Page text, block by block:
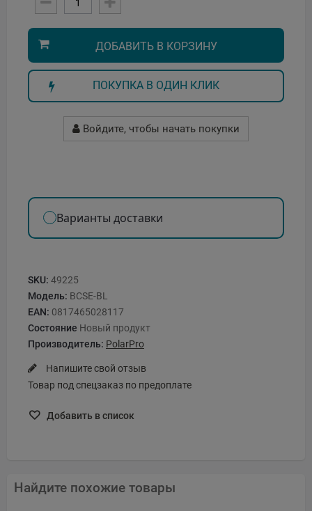
ДОБАВИТЬ В КОРЗИНУ
ПОКУПКА В ОДИН КЛИК
Войдите, чтобы начать покупки
Варианты доставки
SKU: 49225
Модель: BCSE-BL
EAN: 0817465028117
Состояние Новый продукт
Производитель: PolarPro
Напишите свой отзыв
Товар под спецзаказ по предоплате
Добавить в список
Найдите похожие товары